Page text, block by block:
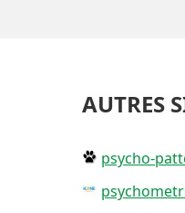
AUTRES
psycho-